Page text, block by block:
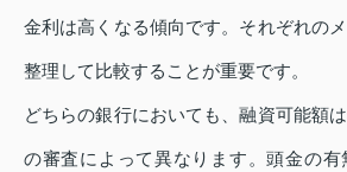
金利は高くなる傾向です。それぞれの
整理して比較することが重要です。
どちらの銀行においても、融資可能額
の審査によって異なります。頭金の